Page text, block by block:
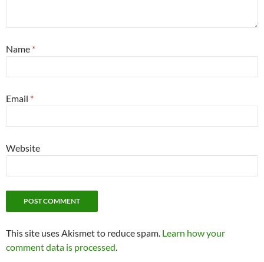
Name *
Email *
Website
This site uses Akismet to reduce spam. Learn how your
comment data is processed.